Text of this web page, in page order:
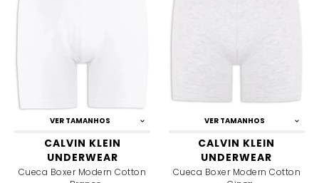
VER TAMANHOS
CALVIN KLEIN
UNDERWEAR
Cueca Boxer Modern Cotton
VER TAMANHOS
CALVIN KLEIN
UNDERWEAR
Cueca Boxer Modern Cotton